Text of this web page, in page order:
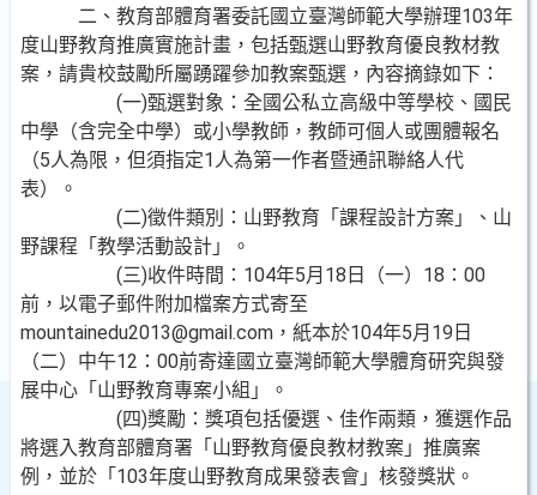
二、教育部體育署委託國立臺灣師範大學辦理103年
度山野教育推廣實施計畫，包括甄選山野教育優良教材教
案，請貴校鼓勵所屬踴躍參加教案甄選，內容摘錄如下：
(一)甄選對象：全國公私立高級中等學校、國民
中學（含完全中學）或小學教師，教師可個人或團體報名
（5人為限，但須指定1人為第一作者暨通訊聯絡人代
表）。
(二)徵件類別：山野教育「課程設計方案」、山
野課程「教學活動設計」。
(三)收件時間：104年5月18日（一）18：00
前，以電子郵件附加檔案方式寄至
mountainedu2013@gmail.com，紙本於104年5月19日
（二）中午12：00前寄達國立臺灣師範大學體育研究與發
展中心「山野教育專案小組」。
(四)獎勵：獎項包括優選、佳作兩類，獲選作品
將選入教育部體育署「山野教育優良教材教案」推廣案
例，並於「103年度山野教育成果發表會」核發獎狀。